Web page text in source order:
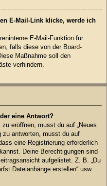
E-Mail-Link klicke, werde ich
E-Mail-Funktion für
falls diese von der Board-
Maßnahme soll den
verhindern.
eine Antwort?
eröffnen, musst du auf „Neues
zu antworten, musst du auf
eine Registrierung erforderlich
Deine Berechtigungen sind
aufgelistet. Z. B. „Du
Dateianhänge erstellen“ usw.